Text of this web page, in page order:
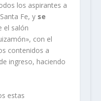
los aspirantes a
Fe, y se
el salón
con el
contenidos a
ingreso, haciendo
estas